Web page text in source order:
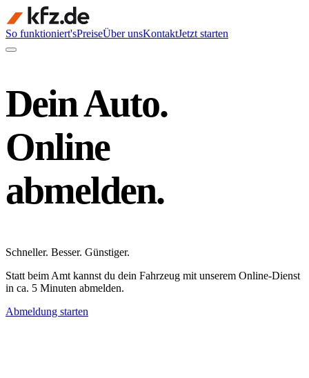
So funktioniert'sPreiseÜber unsKontaktJetzt starten
Dein Auto.
Online
abmelden.
Schneller. Besser. Günstiger.
Statt beim Amt kannst du dein Fahrzeug mit unserem Online-Dienst
in ca. 5 Minuten abmelden.
Abmeldung starten